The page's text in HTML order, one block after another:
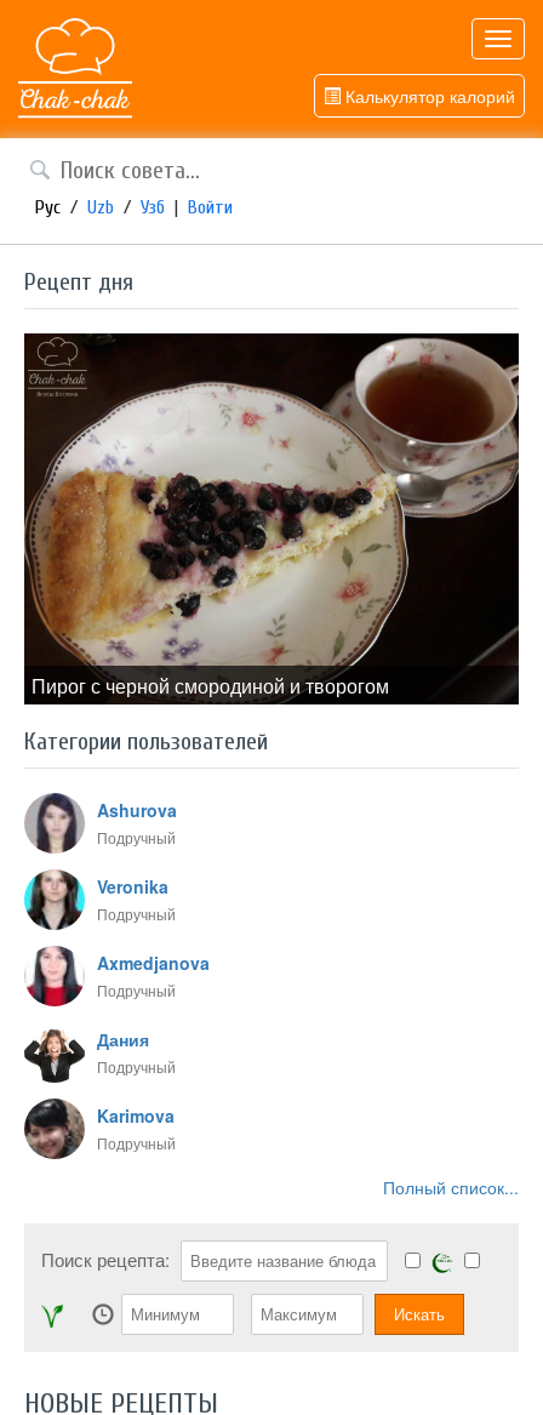
Калькулятор калорий
Рус / Uzb / Узб | Войти
Рецепт дня
Пирог с черной смородиной и творогом
Категории пользователей
Ashurova
Подручный
Veronika
Подручный
Axmedjanova
Подручный
Дания
Подручный
Karimova
Подручный
Полный список...
Поиск рецепта:
НОВЫЕ РЕЦЕПТЫ